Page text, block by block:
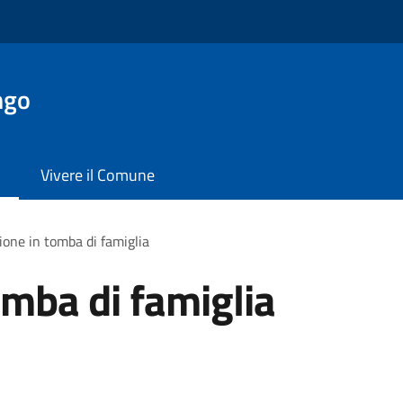
Vivere il Comune
in tomba di famiglia
di famiglia